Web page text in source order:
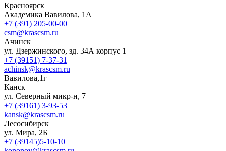
Красноярск
Академика Вавилова, 1А
+7 (391) 205-00-00
csm@krascsm.ru
Ачинск
ул. Дзержинского, зд. 34А корпус 1
+7 (39151) 7-37-31
achinsk@krascsm.ru
Вавилова,1г
Канск
ул. Северный микр-н, 7
+7 (39161) 3-93-53
kansk@krascsm.ru
Лесосибирск
ул. Мира, 2Б
+7 (39145)5-10-10